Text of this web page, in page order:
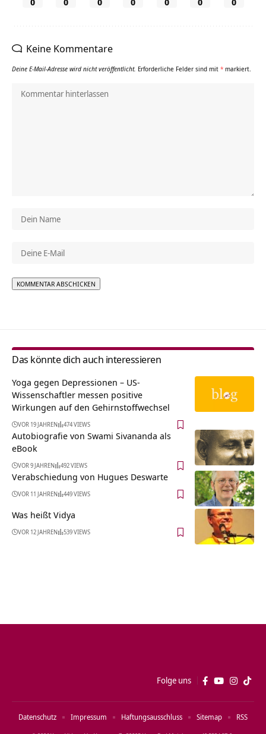
Keine Kommentare
Deine E-Mail-Adresse wird nicht veröffentlicht. Erforderliche Felder sind mit * markiert.
Das könnte dich auch interessieren
Yoga gegen Depressionen – US-
Wissenschaftler messen positive
Wirkungen auf den Gehirnstoffwechsel
VOR 19 JAHREN 474 VIEWS
Autobiografie von Swami Sivananda als
eBook
VOR 9 JAHREN 492 VIEWS
Verabschiedung von Hugues Deswarte
VOR 11 JAHREN 449 VIEWS
Was heißt Vidya
VOR 12 JAHREN 539 VIEWS
Folge uns
Datenschutz Impressum Haftungsausschluss Sitemap RSS